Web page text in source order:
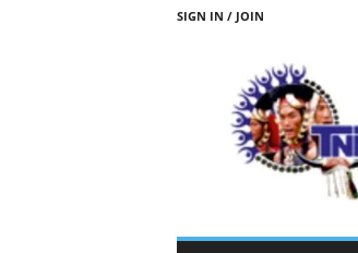
SIGN IN / JOIN